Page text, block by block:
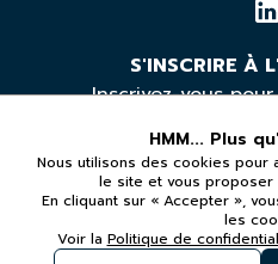
S'INSCRIRE À
Inscrivez-vous
*Vous pouvez vous
Politique de
HMM... Plus
Nous utilisons des cookies
le site et vous
En cliquant sur « Accepter »,
les
Voir la Politique de